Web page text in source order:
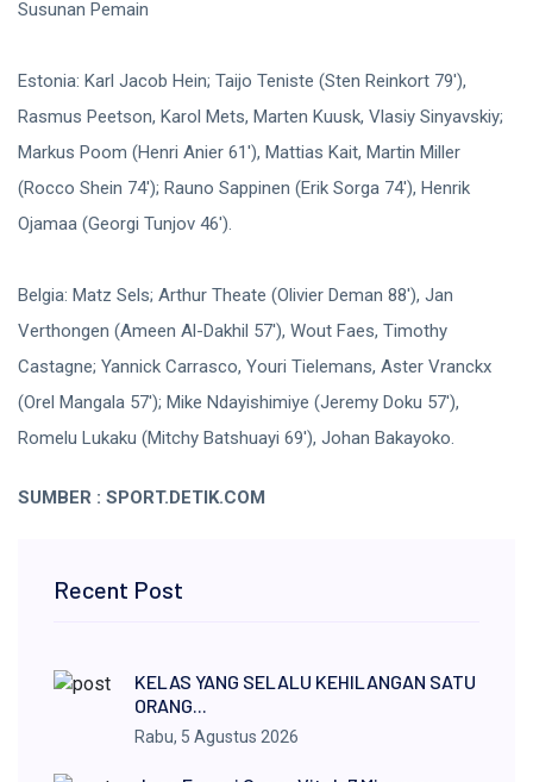
Susunan Pemain
Estonia: Karl Jacob Hein; Taijo Teniste (Sten Reinkort 79'),
Rasmus Peetson, Karol Mets, Marten Kuusk, Vlasiy Sinyavskiy;
Markus Poom (Henri Anier 61'), Mattias Kait, Martin Miller
(Rocco Shein 74'); Rauno Sappinen (Erik Sorga 74'), Henrik
Ojamaa (Georgi Tunjov 46').
Belgia: Matz Sels; Arthur Theate (Olivier Deman 88'), Jan
Verthongen (Ameen Al-Dakhil 57'), Wout Faes, Timothy
Castagne; Yannick Carrasco, Youri Tielemans, Aster Vranckx
(Orel Mangala 57'); Mike Ndayishimiye (Jeremy Doku 57'),
Romelu Lukaku (Mitchy Batshuayi 69'), Johan Bakayoko.
SUMBER : SPORT.DETIK.COM
Recent Post
KELAS YANG SELALU KEHILANGAN SATU
ORANG...
Rabu, 5 Agustus 2026